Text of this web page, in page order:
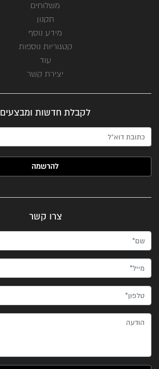
משלוחים
תקנון
מידע נוסף
קטגוריות נוספות
עוד
יצירת קשר
לקבלת חדשות ומבצעים
האימייל שלך (חובה)
צרו קשר